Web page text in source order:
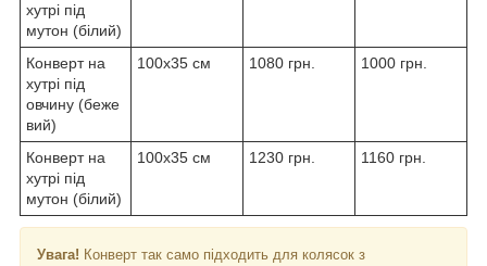
хутрі під
мутон (білий)
Конверт на
хутрі під
овчину (беже
вий)
100x35 см 1080 грн. 1000 грн.
Конверт на
хутрі під
мутон (білий)
100x35 см 1230 грн. 1160 грн.
Увага! Конверт так само підходить для колясок з